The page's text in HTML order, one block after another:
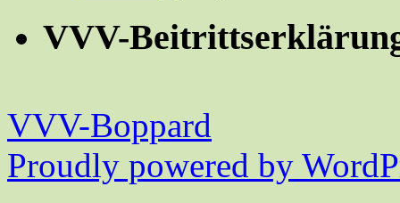
VVV-
VVV-Boppard
Proudly powered by